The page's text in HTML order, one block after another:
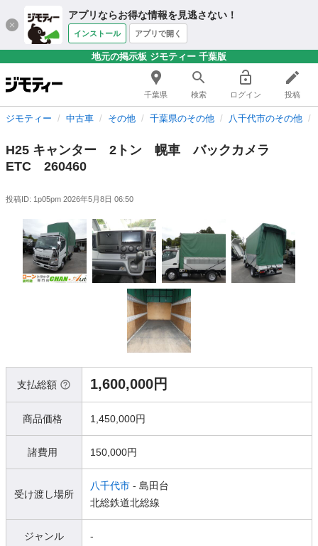
アプリならお得な情報を見逃さない！
インストール アプリで開く
地元の掲示板 ジモティー 千葉版
千葉県 検索 ログイン 投稿
ジモティー 中古車 その他 千葉県のその他 八千代市のその他
H25 キャンター 2トン 幌車 バックカメラ
ETC 260460
投稿ID: 1p05pm 2026年5月8日 06:50
支払総額 1,600,000円
商品価格 1,450,000円
諸費用 150,000円
受け渡し場所
八千代市 - 島田台
北総鉄道北総線
ジャンル -